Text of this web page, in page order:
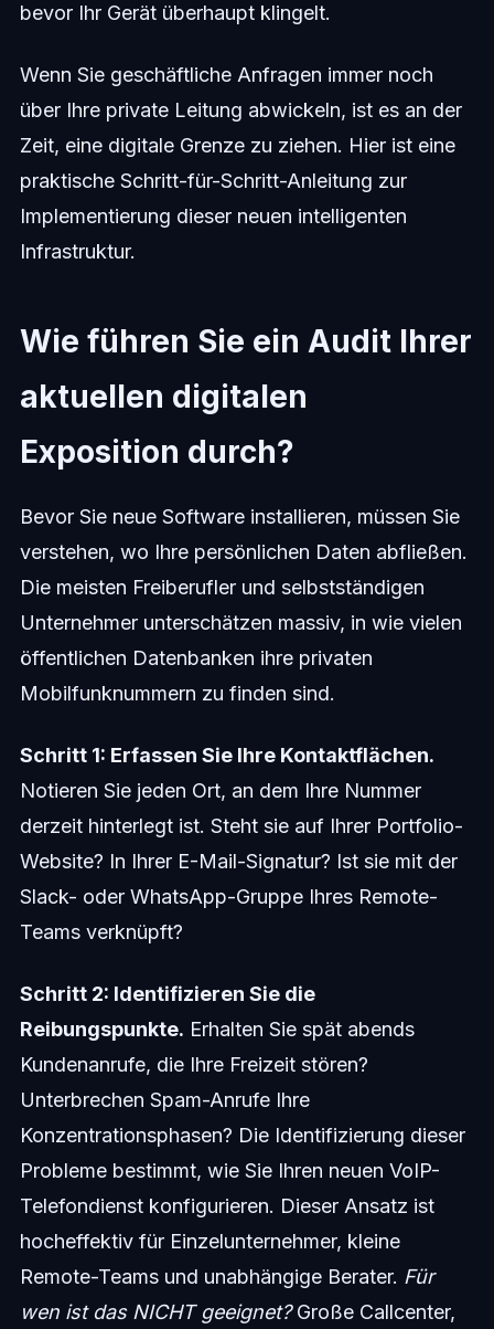
bevor Ihr Gerät überhaupt klingelt.
Wenn Sie geschäftliche Anfragen immer noch
über Ihre private Leitung abwickeln, ist es an der
Zeit, eine digitale Grenze zu ziehen. Hier ist eine
praktische Schritt-für-Schritt-Anleitung zur
Implementierung dieser neuen intelligenten
Infrastruktur.
Wie führen Sie ein Audit Ihrer
aktuellen digitalen
Exposition durch?
Bevor Sie neue Software installieren, müssen Sie
verstehen, wo Ihre persönlichen Daten abfließen.
Die meisten Freiberufler und selbstständigen
Unternehmer unterschätzen massiv, in wie vielen
öffentlichen Datenbanken ihre privaten
Mobilfunknummern zu finden sind.
Schritt 1: Erfassen Sie Ihre Kontaktflächen.
Notieren Sie jeden Ort, an dem Ihre Nummer
derzeit hinterlegt ist. Steht sie auf Ihrer Portfolio-
Website? In Ihrer E-Mail-Signatur? Ist sie mit der
Slack- oder WhatsApp-Gruppe Ihres Remote-
Teams verknüpft?
Schritt 2: Identifizieren Sie die
Reibungspunkte. Erhalten Sie spät abends
Kundenanrufe, die Ihre Freizeit stören?
Unterbrechen Spam-Anrufe Ihre
Konzentrationsphasen? Die Identifizierung dieser
Probleme bestimmt, wie Sie Ihren neuen VoIP-
Telefondienst konfigurieren. Dieser Ansatz ist
hocheffektiv für Einzelunternehmer, kleine
Remote-Teams und unabhängige Berater. Für
wen ist das NICHT geeignet?Große Callcenter,